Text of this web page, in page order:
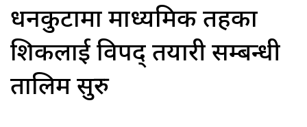
धनकुटामा माध्यमिक तहका
शिक्षकलाई विपद् तयारी सम्बन्धी
तालिम सुरु